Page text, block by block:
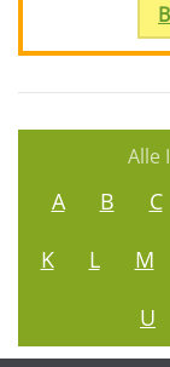
Alle
A B C
K
L M
U